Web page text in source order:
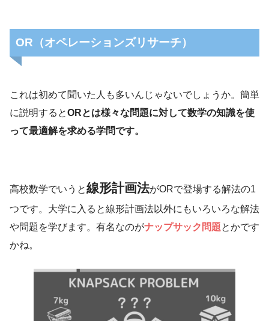
OR（オペレーションズリサーチ）
これは初めて聞いた人も多いんじゃないでしょうか。簡単
に説明するとORとは様々な問題に対して数学の知識を使
って最適解を求める学問です。
高校数学でいうと線形計画法がORで登場する解法の1
つです。大学に入ると線形計画法以外にもいろいろな解法
や問題を学びます。有名なのがナップサック問題とかです
かね。